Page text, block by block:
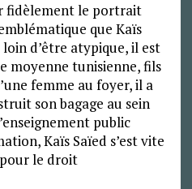
fidèlement le portrait
que Kaïs
d’être atypique, il est
moyenne tunisienne, fils
femme au foyer, il a
son bagage au sein
public
Kaïs Saïed s’est vite
le droit